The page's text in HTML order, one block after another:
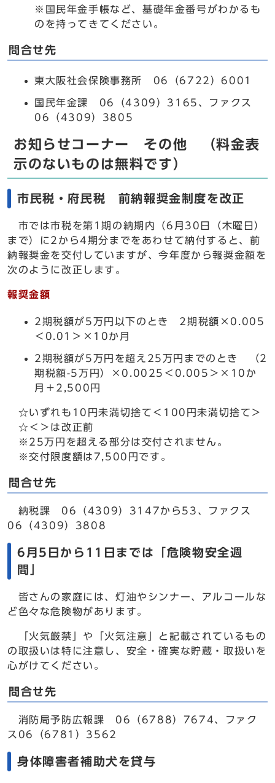
※国民年金手帳など、基礎年金番号がわかるも
のを持ってきてください。
問合せ先
東大阪社会保険事務所 06（6722）6001
国民年金課 06（4309）3165、ファクス
06（4309）3805
お知らせコーナー その他 （料金表
示のないものは無料です）
市民税・府民税 前納報奨金制度を改正
市では市税を第1期の納期内（6月30日（木曜日）
まで）に2から4期分までをあわせて納付すると、前
納報奨金を交付していますが、今年度から報奨金額を
次のように改正します。
報奨金額
2期税額が5万円以下のとき 2期税額×0.005
＜0.01＞×10か月
2期税額が5万円を超え25万円までのとき （2
期税額-5万円）×0.0025＜0.005＞×10か
月＋2,500円
☆いずれも10円未満切捨て＜100円未満切捨て＞
☆＜＞は改正前
※25万円を超える部分は交付されません。
※交付限度額は7,500円です。
問合せ先
納税課 06（4309）3147から53、ファクス
06（4309）3808
6月5日から11日までは「危険物安全週
間」
皆さんの家庭には、灯油やシンナー、アルコールな
ど色々な危険物があります。
「火気厳禁」や「火気注意」と記載されているもの
の取扱いは特に注意し、安全・確実な貯蔵・取扱いを
心がけてください。
問合せ先
消防局予防広報課 06（6788）7674、ファク
ス06（6781）3562
身体障害者補助犬を貸与